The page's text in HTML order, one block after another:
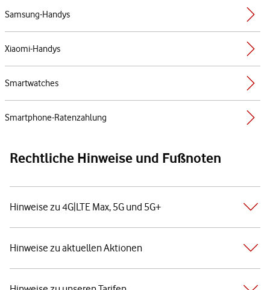
Samsung-Handys
Xiaomi-Handys
Smartwatches
Smartphone-Ratenzahlung
Rechtliche Hinweise und Fußnoten
Hinweise zu 4G|LTE Max, 5G und 5G+
Hinweise zu aktuellen Aktionen